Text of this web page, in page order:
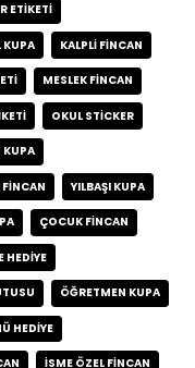
ETIKETI
KUPA KALPLI FINCAN
MESLEK FINCAN
OKUL STICKER
KUPA
FINCAN YILBAŞI KUPA
ÇOCUK FINCAN
HEDIYE
ÖĞRETMEN KUPA
HEDIYE
İSME ÖZEL FINCAN